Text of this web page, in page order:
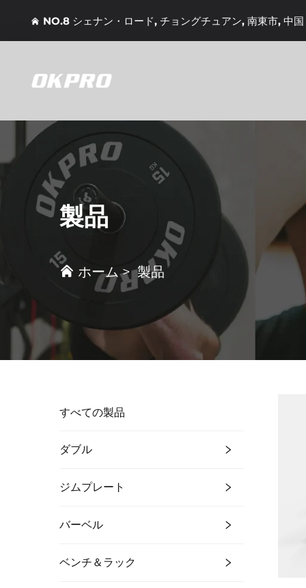
NO.8 シェナン・ロード, チョングチュアン, 南東市, 中国
製品
ホーム>製品
すべての製品
ダブル
ジムプレート
バーベル
ベンチ＆ラック